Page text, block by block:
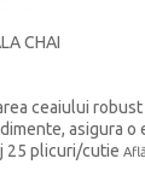
CHAI
ceaiului
asigura o
25 plicuri/cutie